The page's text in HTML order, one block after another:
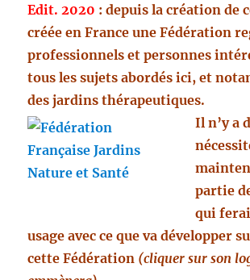
Edit. 2020 : depuis la création de
créée en France une Fédération
professionnels et personnes
tous les sujets abordés ici, et
des jardins thérapeutiques.
Il n’y a
partie
qui
usage avec ce que va développer
cette Fédération (cliquer sur son